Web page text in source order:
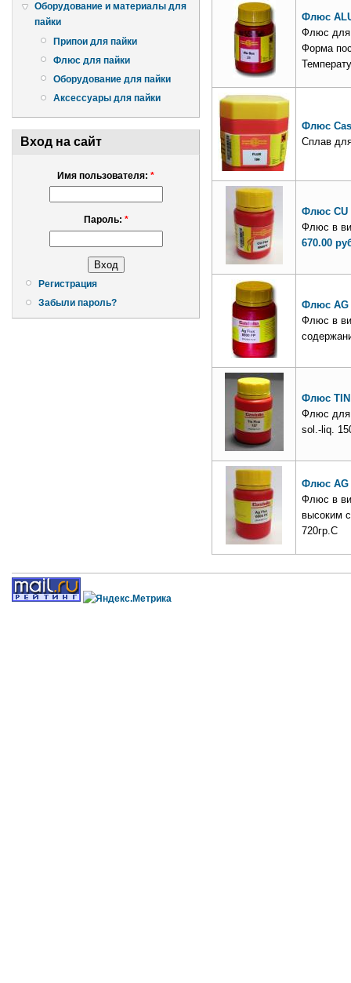
Оборудование и материалы для
пайки
Припои для пайки
Флюс для пайки
Оборудование для пайки
Аксессуары для пайки
Вход на сайт
Имя пользователя: *
Пароль: *
Регистрация
Забыли пароль?
Флюс
Флюс для
Форма
Флюс
Сплав
Флюс CU
Флюс в
670.00
Флюс AG
Флюс в
Флюс TIN
Флюс для
sol.-liq.
Флюс AG
Флюс в
высоким
720гр.С